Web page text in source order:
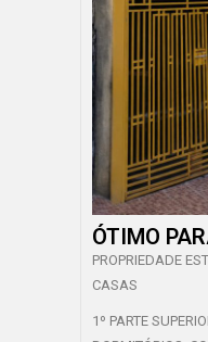
ÓTIMO
PROPRIEDADE
CASAS
1º PARTE